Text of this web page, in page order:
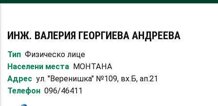
ИНЖ. ВАЛЕРИЯ ГЕОРГИЕВА АНДРЕЕВА
Тип Физическо лице
Населени места МОНТАНА
Адрес ул. "Веренишка" №109, вх.Б, ап.21
Телефон 096/46411